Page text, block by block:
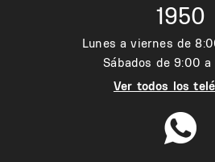
1950
Lunes a viernes de
Sábados de 9:00 a
Ver todos los